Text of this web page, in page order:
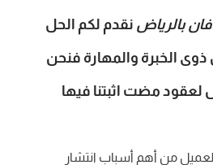
بالرياض نقدم لكم الحل
الخبرة والمهارة فنحن
لعقود مضت اثبتنا فيها
من أهم أسباب انتشار